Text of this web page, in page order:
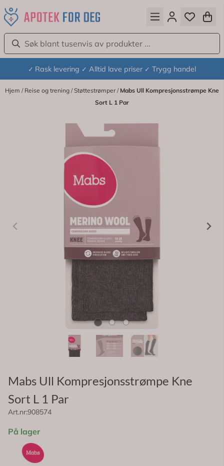
Hopp til innhold
✓ Rask levering ✓ Alltid lave priser ✓ Trygg handel
Hjem / Reise og trening /Støttestrømper/ Mabs Ull Kompresjonsstrømpe Kne
Sort L 1 Par
Mabs Ull Kompresjonsstrømpe Kne
Sort L 1 Par
Art.nr:908574
På lager